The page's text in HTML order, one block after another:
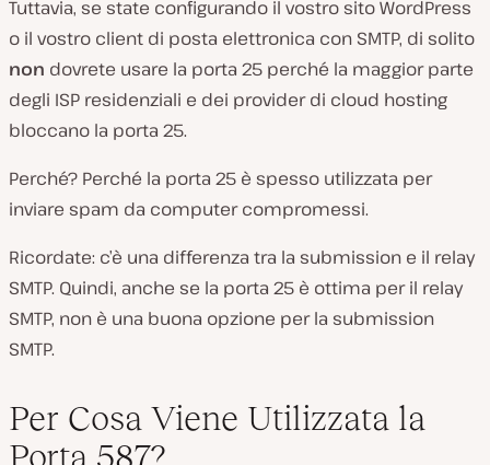
Tuttavia, se state configurando il vostro sito WordPress
o il vostro client di posta elettronica con SMTP, di solito
non dovrete usare la porta 25 perché la maggior parte
degli ISP residenziali e dei provider di cloud hosting
bloccano la porta 25.
Perché? Perché la porta 25 è spesso utilizzata per
inviare spam da computer compromessi.
Ricordate: c’è una differenza tra la submission e il relay
SMTP. Quindi, anche se la porta 25 è ottima per il relay
SMTP, non è una buona opzione per la submission
SMTP.
Per Cosa Viene Utilizzata la
Porta 587?